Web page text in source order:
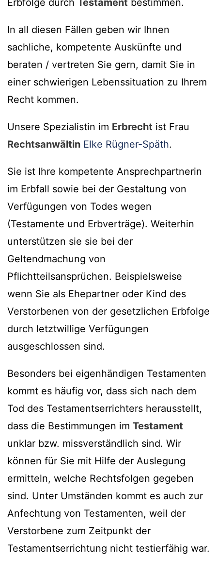
Erbfolge durch Testament bestimmen.
In all diesen Fällen geben wir Ihnen
sachliche, kompetente Auskünfte und
beraten / vertreten Sie gern, damit Sie in
einer schwierigen Lebenssituation zu Ihrem
Recht kommen.
Unsere Spezialistin im Erbrecht ist Frau
Rechtsanwältin Elke Rügner-Späth.
Sie ist Ihre kompetente Ansprechpartnerin
im Erbfall sowie bei der Gestaltung von
Verfügungen von Todes wegen
(Testamente und Erbverträge). Weiterhin
unterstützen sie sie bei der
Geltendmachung von
Pflichtteilsansprüchen. Beispielsweise
wenn Sie als Ehepartner oder Kind des
Verstorbenen von der gesetzlichen Erbfolge
durch letztwillige Verfügungen
ausgeschlossen sind.
Besonders bei eigenhändigen Testamenten
kommt es häufig vor, dass sich nach dem
Tod des Testamentserrichters herausstellt,
dass die Bestimmungen im Testament
unklar bzw. missverständlich sind. Wir
können für Sie mit Hilfe der Auslegung
ermitteln, welche Rechtsfolgen gegeben
sind. Unter Umständen kommt es auch zur
Anfechtung von Testamenten, weil der
Verstorbene zum Zeitpunkt der
Testamentserrichtung nicht testierfähig war.